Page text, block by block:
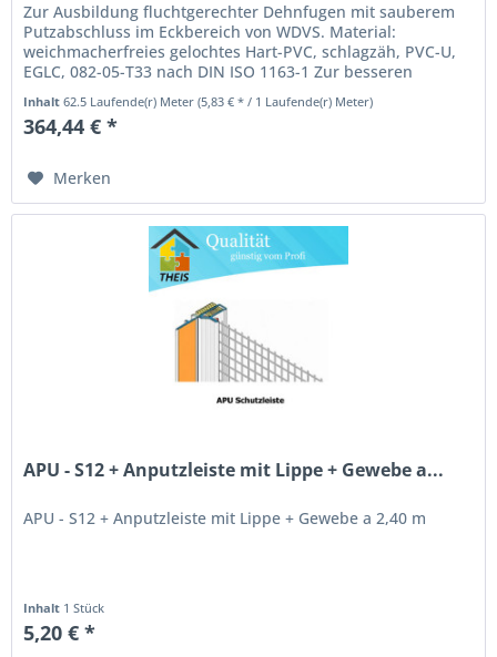
Zur Ausbildung fluchtgerechter Dehnfugen mit sauberem
Putzabschluss im Eckbereich von WDVS. Material:
weichmacherfreies gelochtes Hart-PVC, schlagzäh, PVC-U,
EGLC, 082-05-T33 nach DIN ISO 1163-1 Zur besseren
Inhalt62.5 Laufende(r) Meter(5,83 € * / 1 Laufende(r) Meter)
364,44 € *
Merken
APU - S12 + Anputzleiste mit Lippe + Gewebe a...
APU - S12 + Anputzleiste mit Lippe + Gewebe a 2,40 m
Inhalt 1 Stück
5,20 € *